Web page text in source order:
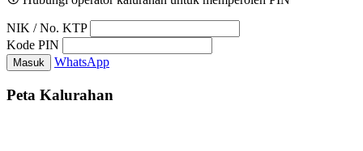
NIK / No. KTP
Kode PIN
Masuk WhatsApp
Peta Kalurahan